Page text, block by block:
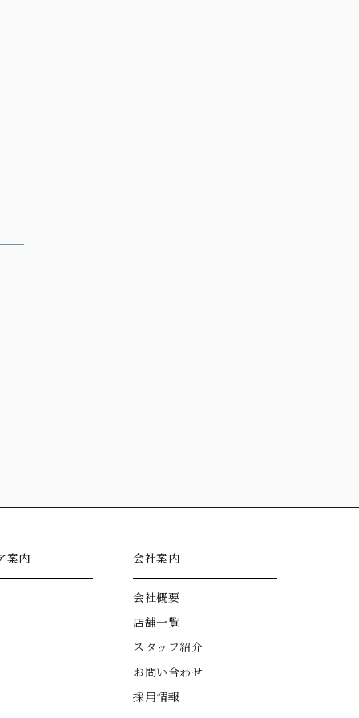
案内 会社案内
会社概要
店舗一覧
スタッフ紹介
お問い合わせ
採用情報